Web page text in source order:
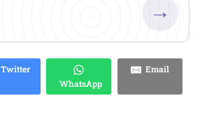
→
Twitter
WhatsApp
Email